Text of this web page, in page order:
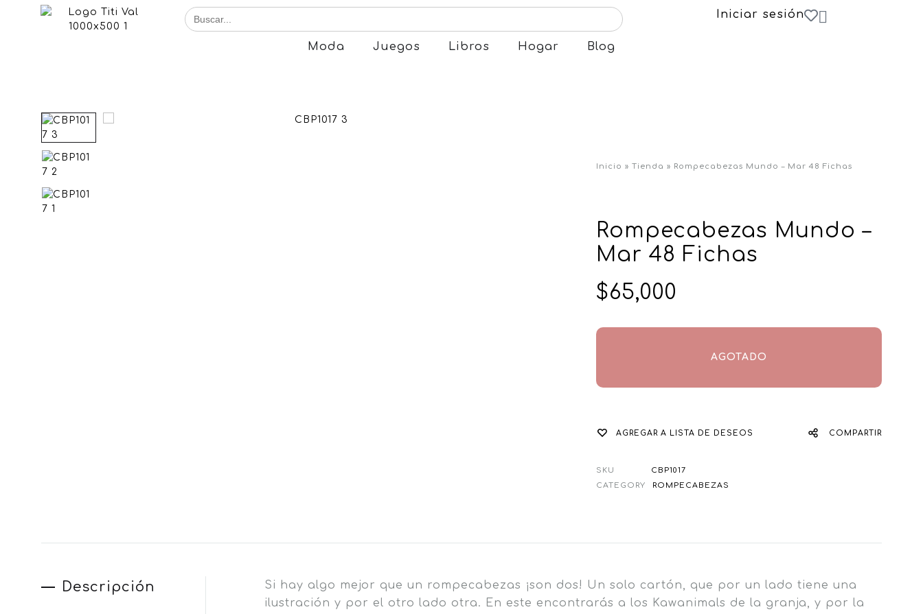
Buscar
for:
Iniciar sesión
Moda Juegos Libros Hogar Blog
Inicio » Tienda » Rompecabezas Mundo – Mar 48 Fichas
Rompecabezas Mundo –
Mar 48 Fichas
$65,000
AGOTADO
AGREGAR A LISTA DE DESEOS COMPARTIR
SKU
CBP1017
CATEGORY
ROMPECABEZAS
Descripción
Si hay algo mejor que un rompecabezas ¡son dos! Un solo cartón, que por un lado tiene una
ilustración y por el otro lado otra. En este encontrarás a los Kawanimals de la granja, y por la